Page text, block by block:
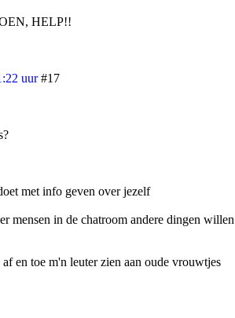
HELP!!
uur #17
met info geven over jezelf
mensen in de chatroom andere dingen willen
en toe m'n leuter zien aan oude vrouwtjes